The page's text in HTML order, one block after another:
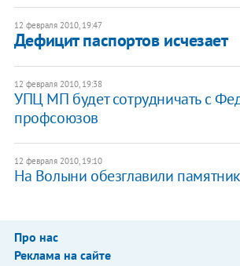
12 февраля 2010, 19:47
Дефицит паспортов исчезает
12 февраля 2010, 19:38
УПЦ МП будет сотрудничать с
профсоюзов
12 февраля 2010, 19:10
На Волыни обезглавили
Про нас
Реклама на сайте